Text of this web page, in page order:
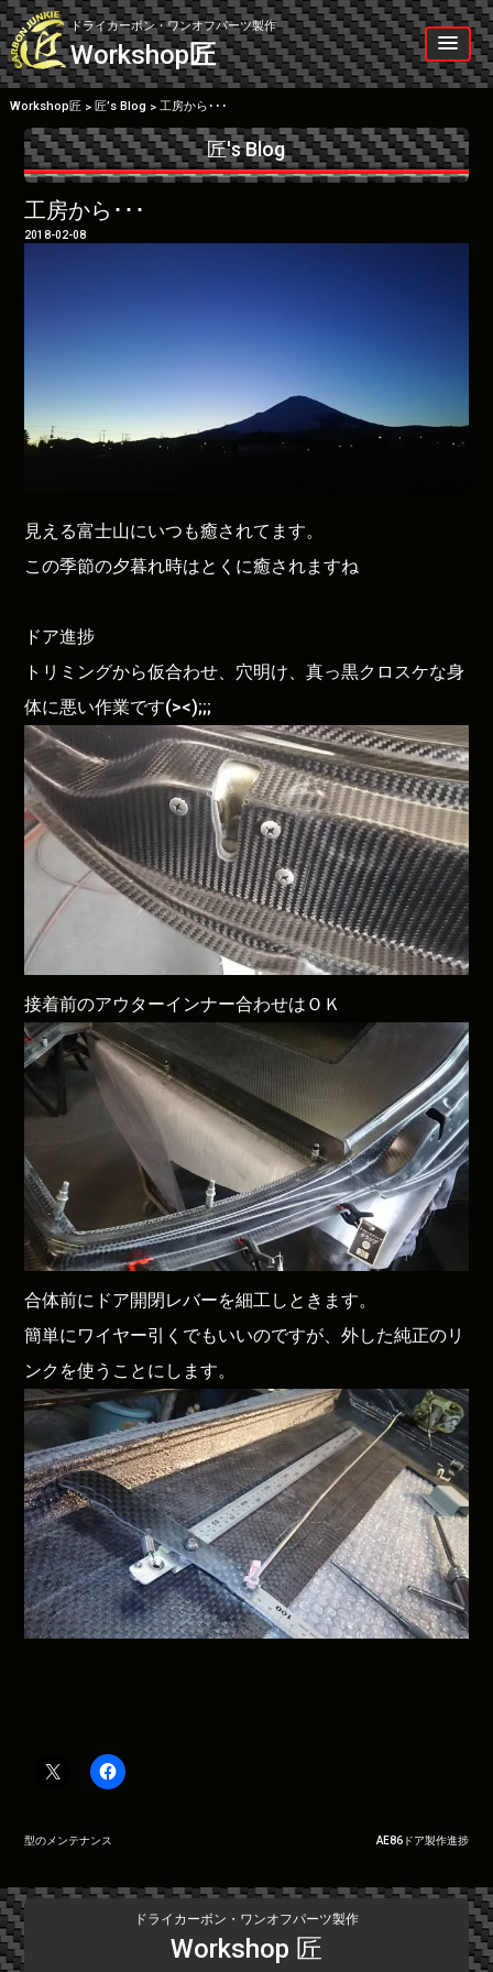
Skip
to
content
ドライカーボン・ワンオフパーツ製作
Workshop匠
Workshop匠> 匠’s Blog > 工房から･･･
匠's Blog
工房から･･･
2018-02-08
見える富士山にいつも癒されてます。
この季節の夕暮れ時はとくに癒されますね
ドア進捗
トリミングから仮合わせ、穴明け、真っ黒クロスケな身
体に悪い作業です(><);;;
接着前のアウターインナー合わせはＯＫ
合体前にドア開閉レバーを細工しときます。
簡単にワイヤー引くでもいいのですが、外した純正のリ
ンクを使うことにします。
投
ナ
ビ
ゲ
ー
型のメンテナンス AE86ドア製作進捗
ドライカーボン・ワンオフパーツ製作
Workshop 匠